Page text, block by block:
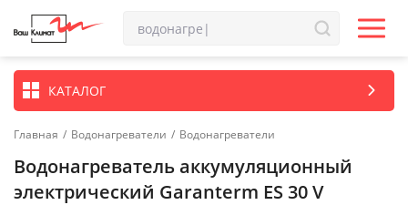
КАТАЛОГ
Главная / Водонагреватели / Водонагреватели
Водонагреватель аккумуляционный
электрический Garanterm ES 30 V